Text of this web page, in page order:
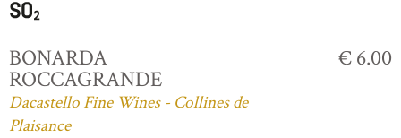
BONARDA
ROCCAGRANDE
Dacastello Fine Wines - Collines de
Plaisance
€ 6.00